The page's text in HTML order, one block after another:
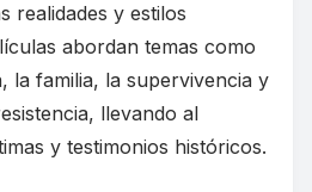
realidades y estilos
abordan temas como
la familia, la supervivencia y
llevando al
y testimonios históricos.